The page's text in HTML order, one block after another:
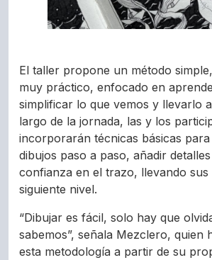
El taller propone un método
muy práctico, enfocado en
simplificar lo que vemos y llevarlo
largo de la jornada, las y los
incorporarán técnicas básicas
dibujos paso a paso, añadir
confianza en el trazo, llevando
siguiente nivel.
“Dibujar es fácil, solo hay que
sabemos”, señala Mezclero, quien
esta metodología a partir de su